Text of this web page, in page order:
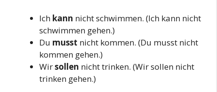
Ich kann nicht schwimmen. (Ich kann nicht
schwimmen gehen.)
Du musst nicht kommen. (Du musst nicht
kommen gehen.)
Wirsollen nicht trinken. (Wir sollen nicht
trinken gehen.)